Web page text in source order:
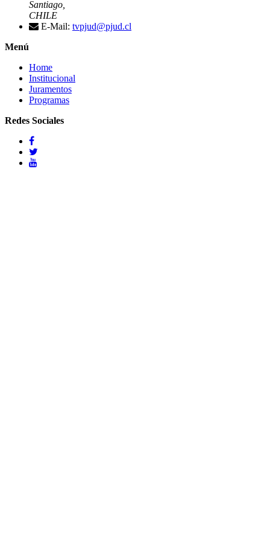
Santiago,
CHILE
E-Mail: tvpjud@pjud.cl
Menú
Home
Institucional
Juramentos
Programas
Redes Sociales